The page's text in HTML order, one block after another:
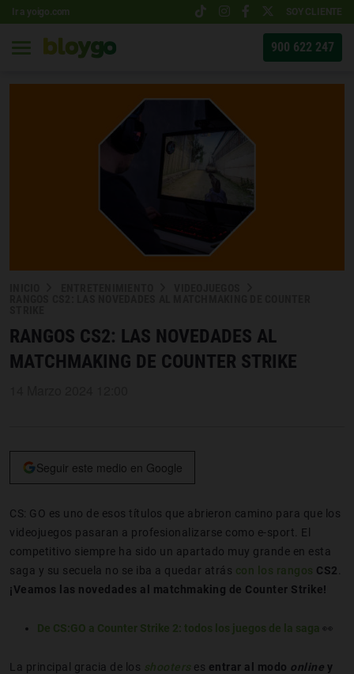
Ir a yoigo.com SOY CLIENTE
900 622 247
RANGOS CS2: LAS NOVEDADES AL
MATCHMAKING DE COUNTER STRIKE
Seguir este medio en Google
CS: GO es uno de esos títulos que abrieron camino para que los
videojuegos pasaran a profesionalizarse como e-sport. El
competitivo siempre ha sido un apartado muy grande en esta
saga y su secuela no se iba a quedar atrás con los rangos CS2
¡Veamos las novedades al matchmaking de Counter Strike!
De CS:GO a Counter Strike 2: todos los juegos de la saga 👀
La principal gracia de los shooters es entrar al modo online y